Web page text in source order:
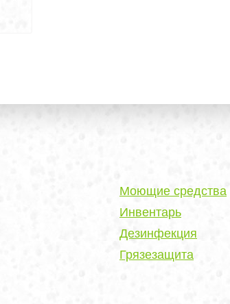
Моющие средства
Инвентарь
Дезинфекция
Грязезащита